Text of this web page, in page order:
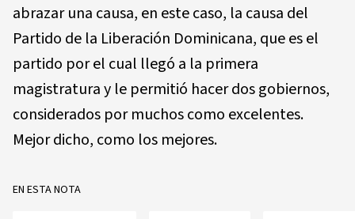
abrazar una causa, en este caso, la causa del
Partido de la Liberación Dominicana, que es el
partido por el cual llegó a la primera
magistratura y le permitió hacer dos gobiernos,
considerados por muchos como excelentes.
Mejor dicho, como los mejores.
EN ESTA NOTA